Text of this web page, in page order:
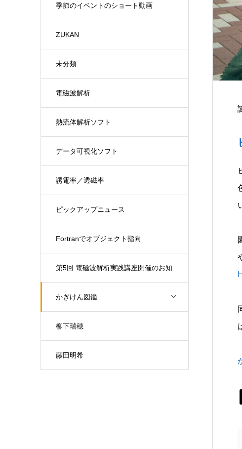
季節のイベントのショート動画
ZUKAN
未分類
電磁波解析
熱流体解析ソフト
データ可視化ソフト
誘電率／透磁率
ピックアップニュース
Fortranでオブジェクト指向
第5回 電磁波解析実践講座開催のお知
らせ（開催日：9月30日)
かぎけん図鑑
柳下瑞穂
藤田明希